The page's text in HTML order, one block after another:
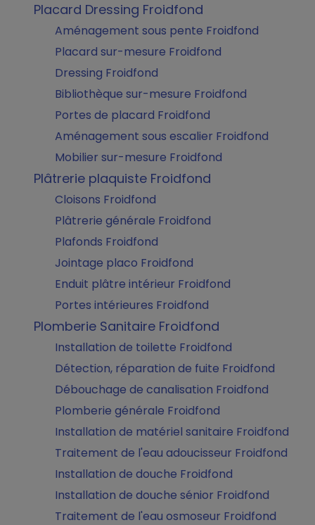
Placard Dressing Froidfond
Aménagement sous pente Froidfond
Placard sur-mesure Froidfond
Dressing Froidfond
Bibliothèque sur-mesure Froidfond
Portes de placard Froidfond
Aménagement sous escalier Froidfond
Mobilier sur-mesure Froidfond
Plâtrerie plaquiste Froidfond
Cloisons Froidfond
Plâtrerie générale Froidfond
Plafonds Froidfond
Jointage placo Froidfond
Enduit plâtre intérieur Froidfond
Portes intérieures Froidfond
Plomberie Sanitaire Froidfond
Installation de toilette Froidfond
Détection, réparation de fuite Froidfond
Débouchage de canalisation Froidfond
Plomberie générale Froidfond
Installation de matériel sanitaire Froidfond
Traitement de l'eau adoucisseur Froidfond
Installation de douche Froidfond
Installation de douche sénior Froidfond
Traitement de l'eau osmoseur Froidfond